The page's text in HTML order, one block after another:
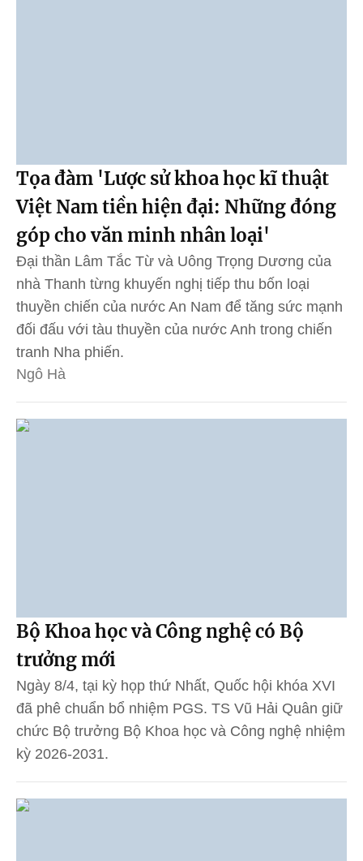
Tọa đàm 'Lược sử khoa học kĩ thuật
Việt Nam tiền hiện đại: Những đóng
góp cho văn minh nhân loại'
Đại thần Lâm Tắc Từ và Uông Trọng Dương của
nhà Thanh từng khuyến nghị tiếp thu bốn loại
thuyền chiến của nước An Nam để tăng sức mạnh
đối đấu với tàu thuyền của nước Anh trong chiến
tranh Nha phiến.
Ngô Hà
Bộ Khoa học và Công nghệ có Bộ
trưởng mới
Ngày 8/4, tại kỳ họp thứ Nhất, Quốc hội khóa XVI
đã phê chuẩn bổ nhiệm PGS. TS Vũ Hải Quân giữ
chức Bộ trưởng Bộ Khoa học và Công nghệ nhiệm
kỳ 2026-2031.